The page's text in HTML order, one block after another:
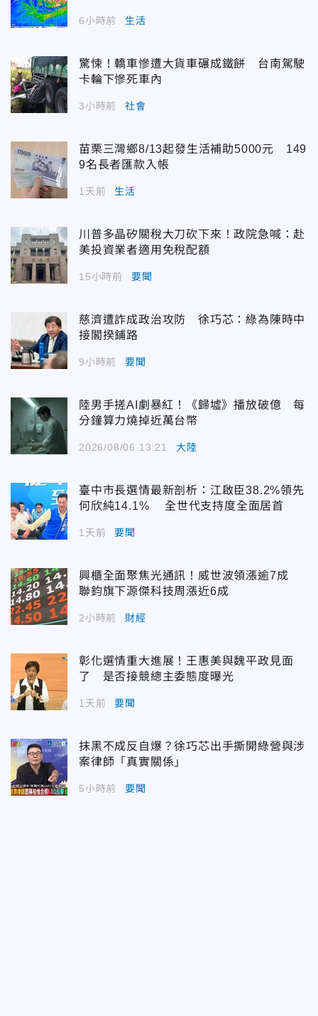
6小時前 生活
驚悚！轎車慘遭大貨車碾成鐵餅 台南駕駛
卡輪下慘死車內
3小時前 社會
苗栗三灣鄉8/13起發生活補助5000元 149
9名長者匯款入帳
1天前 生活
川普多晶矽關稅大刀砍下來！政院急喊：赴
美投資業者適用免稅配額
15小時前 要聞
慈濟遭詐成政治攻防 徐巧芯：綠為陳時中
接閣揆鋪路
9小時前 要聞
陸男手搓AI劇暴紅！《歸墟》播放破億 每
分鐘算力燒掉近萬台幣
2026/08/06 13:21 大陸
臺中市長選情最新剖析：江啟臣38.2%領先
何欣純14.1% 全世代支持度全面居首
1天前 要聞
興櫃全面聚焦光通訊！威世波領漲逾7成
聯鈞旗下源傑科技周漲近6成
2小時前 財經
彰化選情重大進展！王惠美與魏平政見面
了 是否接競總主委態度曝光
1天前 要聞
抹黑不成反自爆？徐巧芯出手撕開綠營與涉
案律師「真實關係」
5小時前 要聞